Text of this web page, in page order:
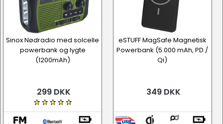
Sinox Nødradio med solcelle
powerbank og lygte
(1200mAh)
299 DKK
eSTUFF MagSafe Magnetisk
Powerbank (5.000 mAh, PD /
Qi)
349 DKK